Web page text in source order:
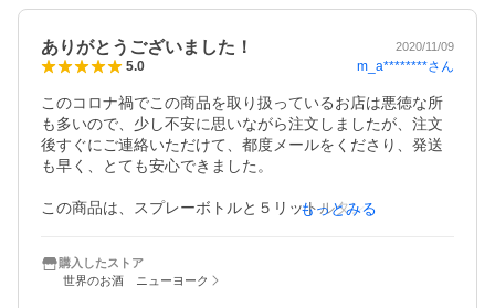
分かっていましたが　少々変色？カテキンの色が出るそう
重い物なので　希望日時に　希望の置場まで宅配して下さ
り　有り難く思いました
次回も宜しくお願い致します
ありがとうございました！ 2020/11/09
5.0 m_a********さん
このコロナ禍でこの商品を取り扱っているお店は悪徳な所
も多いので、少し不安に思いながら注文しましたが、注文
後すぐにご連絡いただけて、都度メールをくださり、発送
も早く、とても安心できました。
この商品は、スプレーボトルと５リットルタンクの詰替を
消毒液は数多くありますが、この商品の成分はとても信頼
できますし、赤ちゃんや子どもがいる場所でも安心して使
もっとみる
購入したストア
世界のお酒 ニューヨーク